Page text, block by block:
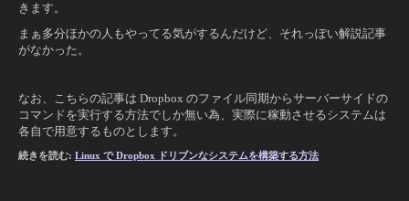
きます。
まぁ多分ほかの人もやってる気がするんだけど、それっぽい解説記事
がなかった。
なお、こちらの記事は Dropbox のファイル同期からサーバーサイドの
コマンドを実行する方法でしか無い為、実際に稼動させるシステムは
各自で用意するものとします。
続きを読む: Linux で Dropbox ドリブンなシステムを構築する方法